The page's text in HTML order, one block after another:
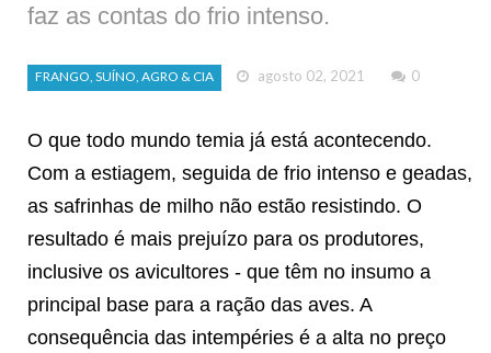
faz as contas do frio intenso.
FRANGO, SUÍNO, AGRO & CIA agosto 02, 2021 0
O que todo mundo temia já está acontecendo.
Com a estiagem, seguida de frio intenso e geadas,
as safrinhas de milho não estão resistindo. O
resultado é mais prejuízo para os produtores,
inclusive os avicultores - que têm no insumo a
principal base para a ração das aves. A
consequência das intempéries é a alta no preço